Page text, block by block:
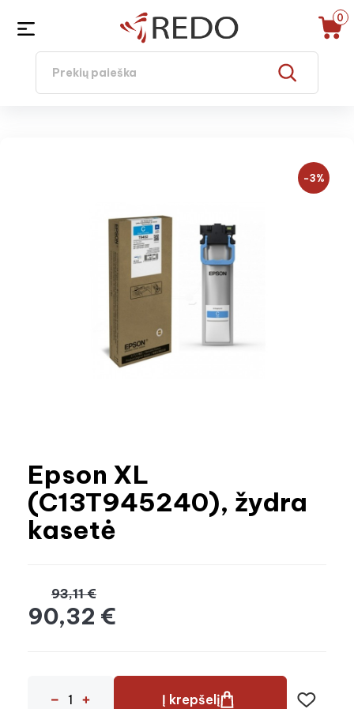
0
−3%
Epson XL
(C13T945240), žydra
kasetė
93,11 €
90,32 €
Į krepšelį